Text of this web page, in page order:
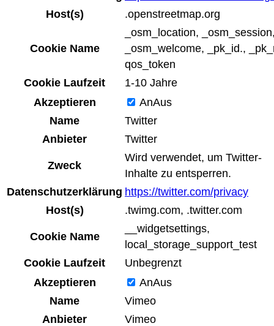
Host(s)
.openstreetmap.org
Cookie Name
_osm_location,
_osm_welcome, _pk_id.,
qos_token
Cookie Laufzeit
1-10 Jahre
Akzeptieren
AnAus
Name
Twitter
Anbieter
Twitter
Zweck
Wird verwendet, um Twitter-
Inhalte zu entsperren.
Datenschutzerklärung https://twitter.com/privacy
Host(s)
.twimg.com, .twitter.com
Cookie Name
__widgetsettings,
local_storage_support_test
Cookie Laufzeit
Unbegrenzt
Akzeptieren
AnAus
Name
Vimeo
Anbieter
Vimeo